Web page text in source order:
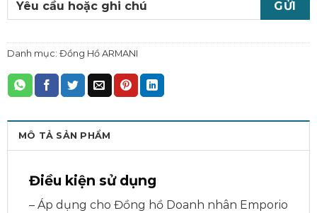
Danh mục: Đồng Hồ ARMANI
MÔ TẢ SẢN PHẨM
Điều kiện sử dụng
– Áp dụng cho Đồng hồ Doanh nhân Emporio